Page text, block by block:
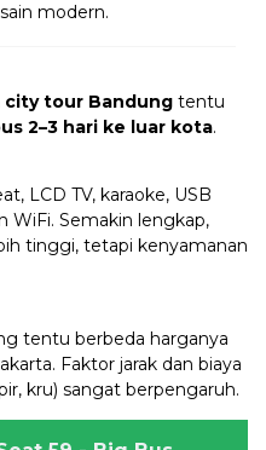
modern.
city tour Bandung tentu
2–3 hari ke luar kota.
LCD TV, karaoke, USB
WiFi. Semakin lengkap,
tinggi, tetapi kenyamanan
tentu berbeda harganya
Faktor jarak dan biaya
kru) sangat berpengaruh.